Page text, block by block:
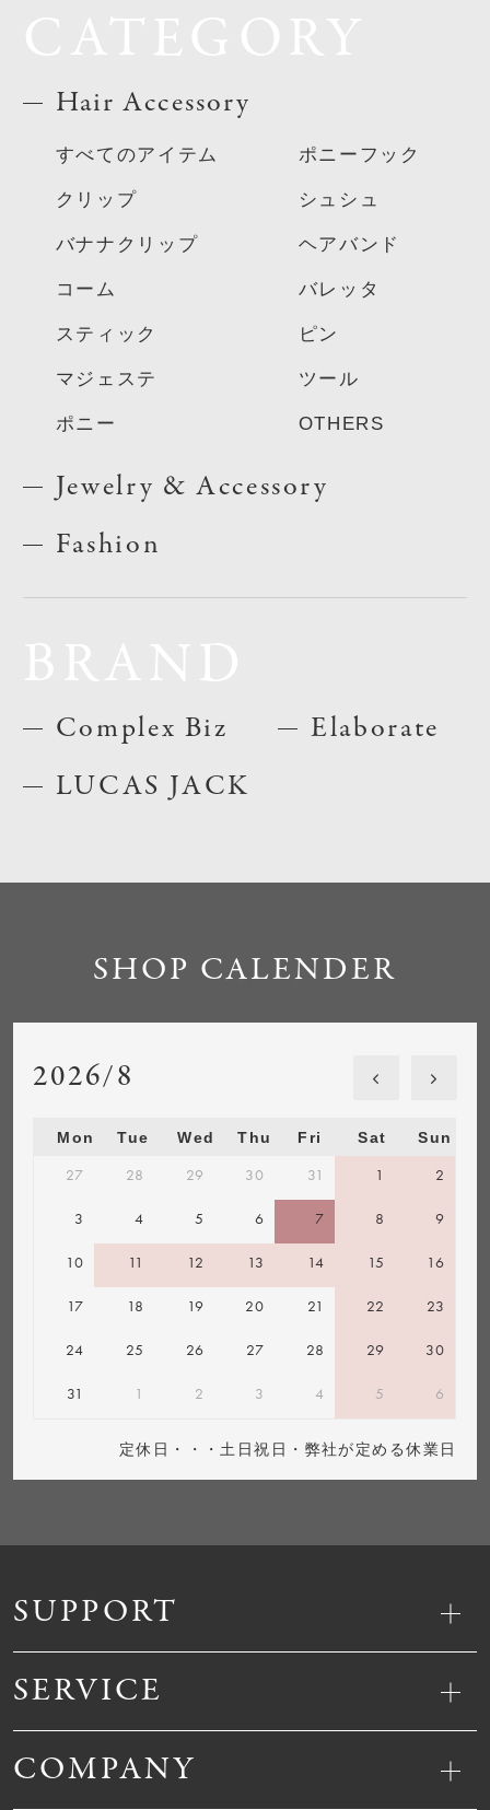
Hair Accessory
すべてのアイテム
クリップ
バナナクリップ
コーム
スティック
マジェステ
ポニー
ポニーフック
シュシュ
ヘアバンド
バレッタ
ピン
ツール
OTHERS
Jewelry & Accessory
Fashion
Complex Biz
LUCAS JACK
Elaborate
SUPPORT
SERVICE
COMPANY
SHOP CALENDER
2026/8
Mon Tue Wed Thu Fri Sat Sun
27 28 29 30 31 1 2
3 4 5 6 7 8 9
10 11 12 13 14 15 16
17 18 19 20 21 22 23
24 25 26 27 28 29 30
31 1 2 3 4 5 6
定休日・・・土日祝日・弊社が定める休業日